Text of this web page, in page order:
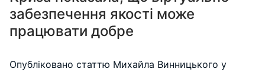
забезпечення якості може
працювати добре
Опубліковано статтю Михайла Винницького у